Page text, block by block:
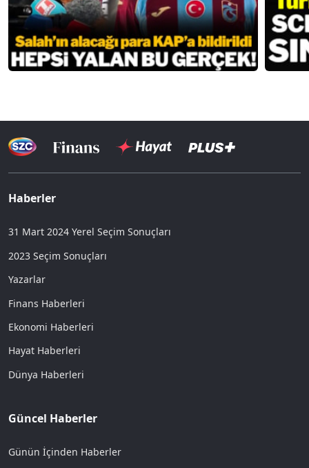
Haberler
31 Mart 2024 Yerel Seçim Sonuçları
2023 Seçim Sonuçları
Yazarlar
Finans Haberleri
Ekonomi Haberleri
Hayat Haberleri
Dünya Haberleri
Güncel Haberler
Günün İçinden Haberler